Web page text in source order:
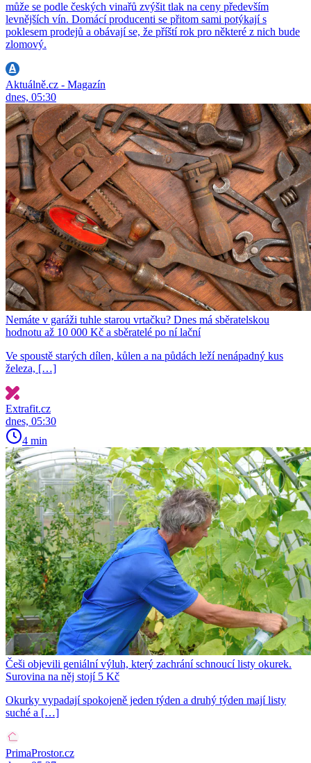
může se podle českých vinařů zvýšit tlak na ceny především
levnějších vín. Domácí producenti se přitom sami potýkají s
poklesem prodejů a obávají se, že příští rok pro některé z nich bude
zlomový.
Aktuálně.cz - Magazín
dnes, 05:30
Nemáte v garáži tuhle starou vrtačku? Dnes má sběratelskou
hodnotu až 10 000 Kč a sběratelé po ní lační
Ve spoustě starých dílen, kůlen a na půdách leží nenápadný kus
železa, […]
Extrafit.cz
dnes, 05:30
4 min
Češi objevili geniální výluh, který zachrání schnoucí listy okurek.
Surovina na něj stojí 5 Kč
Okurky vypadají spokojeně jeden týden a druhý týden mají listy
suché a […]
PrimaProstor.cz